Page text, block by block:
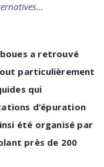
a retrouvé
particulièrement
qui
d‘épuration
été organisé par
près de 200